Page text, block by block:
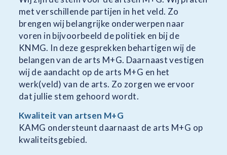
met verschillende partijen in het veld. Zo
brengen wij belangrijke onderwerpen naar
voren in bijvoorbeeld de politiek en bij de
KNMG. In deze gesprekken behartigen wij de
belangen van de arts M+G. Daarnaast vestigen
wij de aandacht op de arts M+G en het
werk(veld) van de arts. Zo zorgen we ervoor
dat jullie stem gehoord wordt.
Kwaliteit van artsen M+G
KAMG ondersteunt daarnaast de arts M+G op
kwaliteitsgebied.